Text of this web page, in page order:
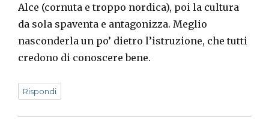
Alce (cornuta e troppo nordica), poi la cultura
da sola spaventa e antagonizza. Meglio
nasconderla un po’ dietro l’istruzione, che tutti
credono di conoscere bene.
Rispondi